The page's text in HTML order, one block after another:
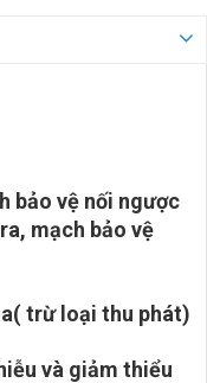
bảo vệ nối ngược
mạch bảo vệ
trừ loại thu phát)
và giảm thiểu